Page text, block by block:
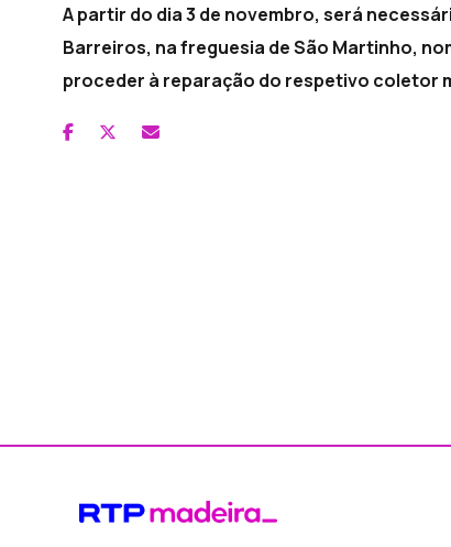
A partir do dia 3 de novembro, será
Barreiros, na freguesia de São Martinho,
proceder à reparação do respetivo coletor